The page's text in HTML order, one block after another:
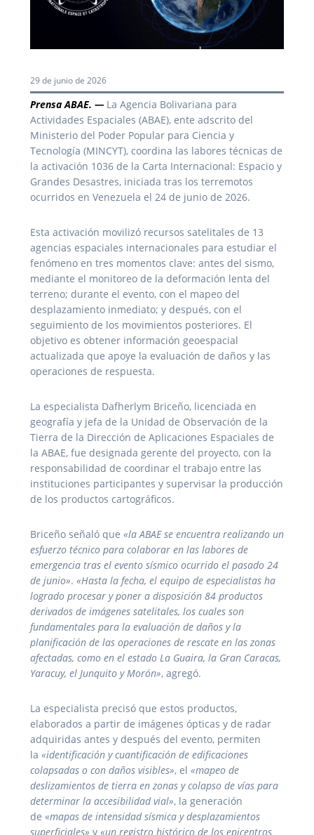
29 de junio de 2026
Prensa ABAE. — La Agencia Bolivariana para
Actividades Espaciales (ABAE), ente adscrito del
Ministerio del Poder Popular para Ciencia y
Tecnología (MINCYT), coordina las labores técnicas de
la activación 1036 de la Carta Internacional: Espacio y
Grandes Desastres, iniciada tras los terremotos
ocurridos en Venezuela el 24 de junio de 2026.
Esta activación movilizó recursos satelitales de 13
agencias espaciales internacionales para estudiar el
fenómeno en tres momentos clave: antes del sismo,
mediante el monitoreo de la deformación lenta del
terreno; durante el evento, con el mapeo del
desplazamiento inmediato; y después, con el
seguimiento de los movimientos posteriores. El
objetivo es obtener información geoespacial
actualizada que apoye la evaluación de daños y las
operaciones de respuesta.
La especialista Dafherlym Briceño, licenciada en
geografía y jefa de la Unidad de Observación de la
Tierra de la Dirección de Aplicaciones Espaciales de
la ABAE, fue designada gerente del proyecto, con la
responsabilidad de coordinar el trabajo entre las
instituciones participantes y supervisar la producción
de los productos cartográficos.
Briceño señaló que «la ABAE se encuentra realizando un
esfuerzo técnico para colaborar en las labores de
emergencia tras el evento sísmico ocurrido el pasado 24
de junio». «Hasta la fecha, el equipo de especialistas ha
logrado procesar y poner a disposición 84 productos
derivados de imágenes satelitales, los cuales son
fundamentales para la evaluación de daños y la
planificación de las operaciones de rescate en las zonas
afectadas, como en el estado La Guaira, la Gran Caracas,
Yaracuy, el Junquito y Morón», agregó.
La especialista precisó que estos productos,
elaborados a partir de imágenes ópticas y de radar
adquiridas antes y después del evento, permiten
la «identificación y cuantificación de edificaciones
colapsadas o con daños visibles», el «mapeo de
deslizamientos de tierra en zonas y colapso de vías para
determinar la accesibilidad vial», la generación
de «mapas de intensidad sísmica y desplazamientos
superficiales» y «un registro histórico de los epicentros